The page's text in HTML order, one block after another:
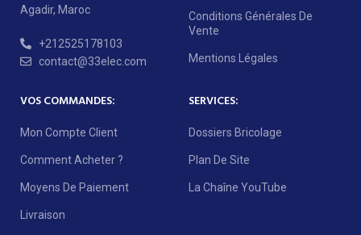
Agadir, Maroc
+212525178103
contact@33elec.com
Conditions Générales De
Vente
Mentions Légales
VOS COMMANDES:
Mon Compte Client
Comment Acheter ?
Moyens De Paiement
Livraison
SERVICES:
Dossiers Bricolage
Plan De Site
La Chaîne YouTube